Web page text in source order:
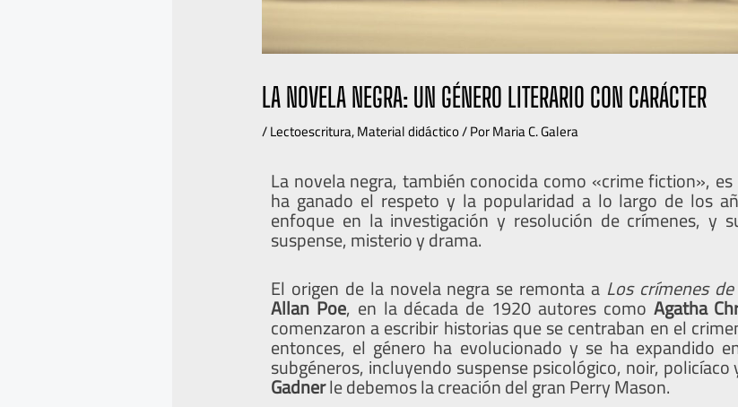
LA NOVELA NEGRA: UN GÉNERO LITERARIO CON CARÁCTER
/Lectoescritura,Material didáctico/ PorMaria C. Galera
La novela negra, también conocida como «crime fiction»,
ha ganado el respeto y la popularidad a lo largo de los
enfoque en la investigación y resolución de crímenes, y
suspense, misterio y drama.
El origen de la novela negra se remonta a Los crímenes
Allan Poe, en la década de 1920 autores como Agatha
comenzaron a escribir historias que se centraban en el
entonces, el género ha evolucionado y se ha expandido
subgéneros, incluyendo suspense psicológico, noir,
Gadnerle debemos la creación del gran Perry Mason.